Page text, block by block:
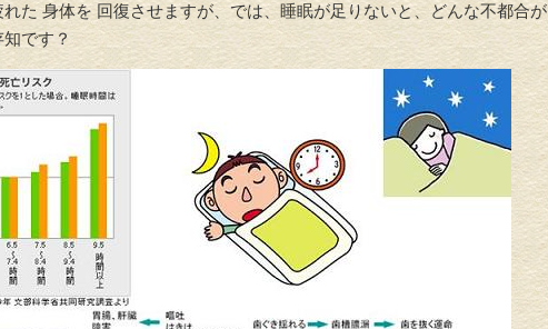
た 身体を 回復させますが、では、睡眠が足りないと、どんな不都合が
知です？